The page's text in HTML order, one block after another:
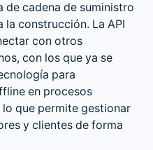
de cadena de suministro
construcción. La API
con otros
con los que ya se
para
en procesos
que permite gestionar
y clientes de forma